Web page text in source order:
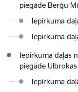
piegāde Berģu
Iepirkuma
Iepirkuma
Iepirkuma daļas
piegāde
Iepirkuma